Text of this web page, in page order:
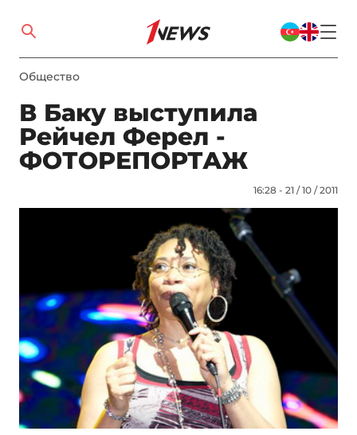
Общество
В Баку выступила
Рейчел Ферел -
ФОТОРЕПОРТАЖ
16:28 - 21 / 10 / 2011